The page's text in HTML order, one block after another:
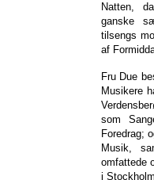
Natten,
ganske
tilsengs
af
Fru Due
Musikere
som
Foredrag;
Musik,
omfattede
i